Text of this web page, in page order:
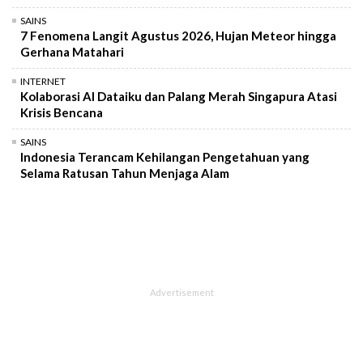
SAINS
7 Fenomena Langit Agustus 2026, Hujan Meteor hingga
Gerhana Matahari
INTERNET
Kolaborasi AI Dataiku dan Palang Merah Singapura Atasi
Krisis Bencana
SAINS
Indonesia Terancam Kehilangan Pengetahuan yang
Selama Ratusan Tahun Menjaga Alam